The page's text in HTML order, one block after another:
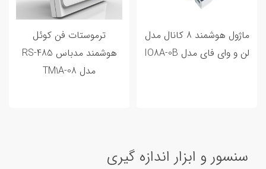
ماژول هوشمند 8 کانال مدل
لن و وای فای مدل IO8A-0B
ترموستات فن کوئل
هوشمند مدباس RS-485
مدل TM1A-08
سنسور و ابزار اندازه گیری